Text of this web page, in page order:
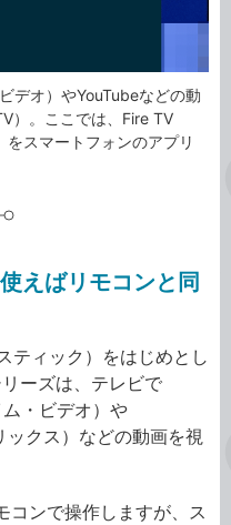
デオ）やYouTubeなどの動
）。ここでは、Fire TV
スマートフォンのアプリ
えばリモコンと同
ティック）をはじめとし
リーズは、テレビで
・ビデオ）や
クス）などの動画を視
コンで操作しますが、ス